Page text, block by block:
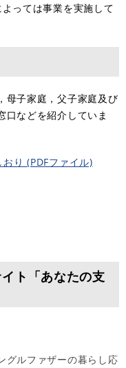
っては事業を実施して
母子家庭，父子家庭及び
口などを紹介していま
り (PDFファイル)
ト「あなたの支
グルファザーの暮らし応